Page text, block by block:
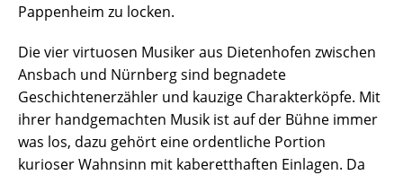
Pappenheim zu locken.
Die vier virtuosen Musiker aus Dietenhofen zwischen
Ansbach und Nürnberg sind begnadete
Geschichtenerzähler und kauzige Charakterköpfe. Mit
ihrer handgemachten Musik ist auf der Bühne immer
was los, dazu gehört eine ordentliche Portion
kurioser Wahnsinn mit kaberetthaften Einlagen. Da